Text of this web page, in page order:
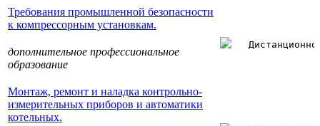
Требования промышленной безопасности
к компрессорным установкам.
дополнительное профессиональное
образование
Монтаж, ремонт и наладка контрольно-
измерительных приборов и автоматики
котельных.